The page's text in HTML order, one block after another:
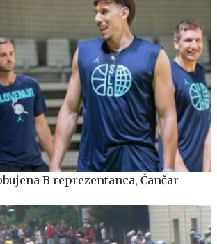
B reprezentanca, Čančar